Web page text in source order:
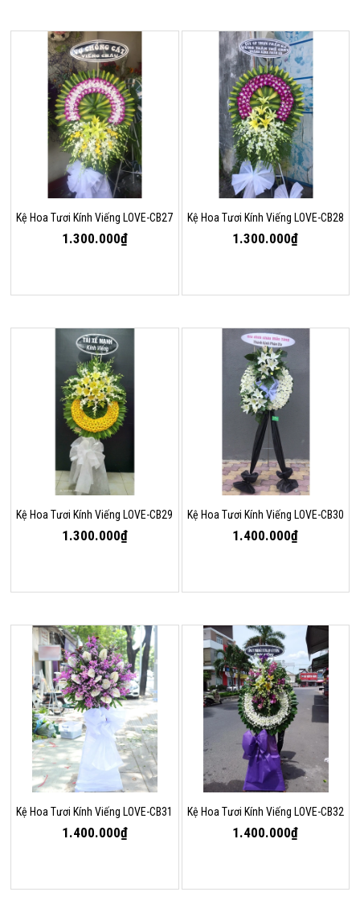
Kệ Hoa Tươi Kính Viếng LOVE-CB27
1.300.000₫
Kệ Hoa Tươi Kính Viếng LOVE-CB28
1.300.000₫
Kệ Hoa Tươi Kính Viếng LOVE-CB29
1.300.000₫
Kệ Hoa Tươi Kính Viếng LOVE-CB30
1.400.000₫
Kệ Hoa Tươi Kính Viếng LOVE-CB31
1.400.000₫
Kệ Hoa Tươi Kính Viếng LOVE-CB32
1.400.000₫